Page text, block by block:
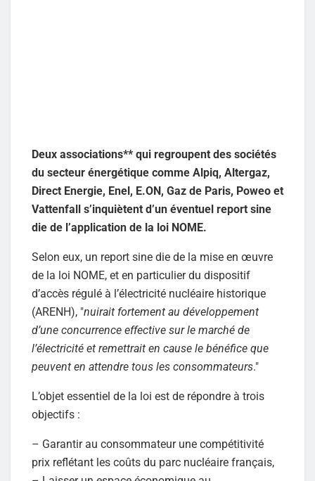
Deux associations** qui regroupent des sociétés
du secteur énergétique comme Alpiq, Altergaz,
Direct Energie, Enel, E.ON, Gaz de Paris, Poweo et
Vattenfall s’inquiètent d’un éventuel report sine
die de l’application de la loi NOME.
Selon eux, un report sine die de la mise en œuvre
de la loi NOME, et en particulier du dispositif
d’accès régulé à l’électricité nucléaire historique
(ARENH), "nuirait fortement au développement
d’une concurrence effective sur le marché de
l’électricité et remettrait en cause le bénéfice que
peuvent en attendre tous les consommateurs."
L’objet essentiel de la loi est de répondre à trois
objectifs :
– Garantir au consommateur une compétitivité
prix reflétant les coûts du parc nucléaire français,